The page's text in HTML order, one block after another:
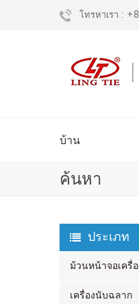
โทรหาเรา :
บ้าน
ค้นหา
ประเภท
ม้วนหน้าจอเครื่
เครื่องนับฉลาก